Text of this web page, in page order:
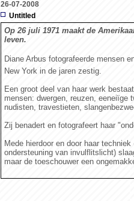
26-07-2008
Untitled
Op 26 juli 1971 maakt de
leven.
Diane Arbus fotografeerde mensen
New York in de jaren zestig.
Een groot deel van haar werk
mensen: dwergen, reuzen, eeneiïge
nudisten, travestieten,
Zij benadert en fotografeert haar
Mede hierdoor en door haar
ondersteuning van invulflitslicht)
maar de toeschouwer een